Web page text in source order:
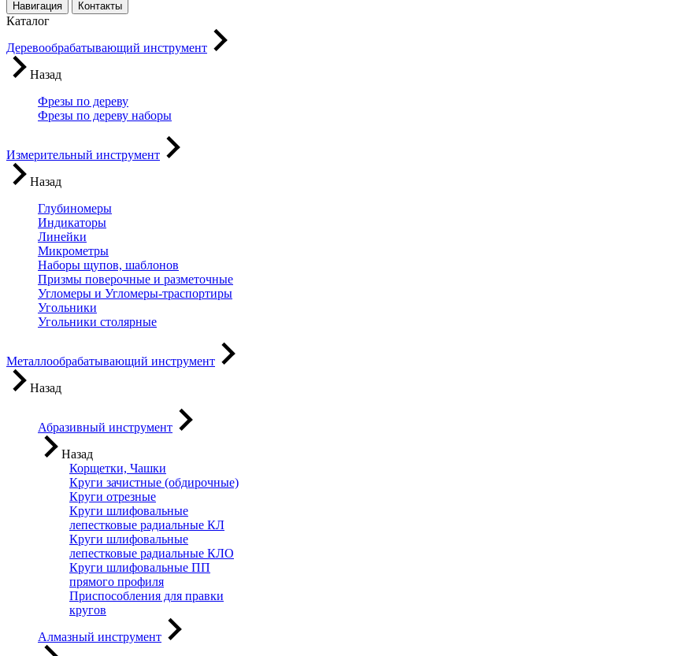
Навигация Контакты
Каталог
Деревообрабатывающий инструмент
Назад
Фрезы по дереву
Фрезы по дереву наборы
Измерительный инструмент
Назад
Глубиномеры
Индикаторы
Линейки
Микрометры
Наборы щупов, шаблонов
Призмы поверочные и разметочные
Угломеры и Угломеры-траспортиры
Угольники
Угольники столярные
Металлообрабатывающий инструмент
Назад
Абразивный инструмент
Назад
Корщетки, Чашки
Круги зачистные (обдирочные)
Круги отрезные
Круги шлифовальные
лепестковые радиальные КЛ
Круги шлифовальные
лепестковые радиальные КЛО
Круги шлифовальные ПП
прямого профиля
Приспособления для правки
кругов
Алмазный инструмент